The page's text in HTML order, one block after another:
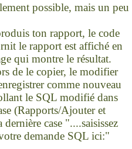
possible, mais un peu
ton rapport, le code
le rapport est affiché en
qui montre le résultat.
de le copier, le modifier
comme nouveau
le SQL modifié dans
(Rapports/Ajouter et
case "....saisissez
demande SQL ici:"